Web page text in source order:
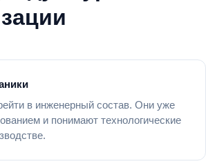
в инженерный состав. Они уже
и понимают технологические